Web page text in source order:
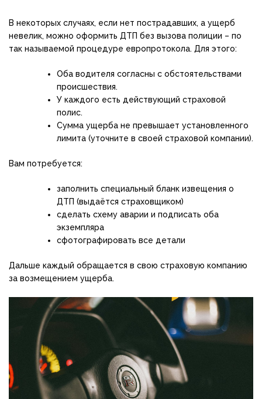
В некоторых случаях, если нет пострадавших, а ущерб
невелик, можно оформить ДТП без вызова полиции – по
так называемой процедуре европротокола. Для этого:
Оба водителя согласны с обстоятельствами
происшествия.
У каждого есть действующий страховой
полис.
Сумма ущерба не превышает установленного
лимита (уточните в своей страховой компании).
Вам потребуется:
заполнить специальный бланк извещения о
ДТП (выдаётся страховщиком)
сделать схему аварии и подписать оба
экземпляра
сфотографировать все детали
Дальше каждый обращается в свою страховую компанию
за возмещением ущерба.